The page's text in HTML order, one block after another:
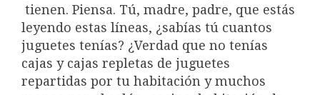
tienen. Piensa. Tú, madre, padre, que estás
leyendo estas líneas, ¿sabías tú cuantos
juguetes tenías? ¿Verdad que no tenías
cajas y cajas repletas de juguetes
repartidas por tu habitación y muchos